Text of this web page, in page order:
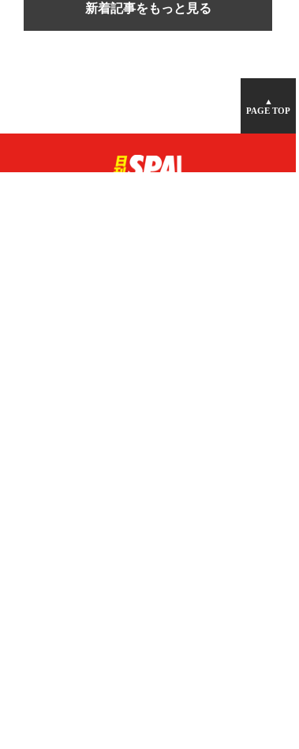
新着記事をもっと見る
▲
PAGE TOP